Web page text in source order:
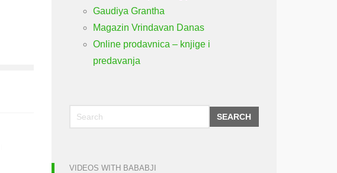
Gaudiya Grantha
Magazin Vrindavan Danas
Online prodavnica – knjige i
predavanja
SEARCH
VIDEOS WITH BABABJI